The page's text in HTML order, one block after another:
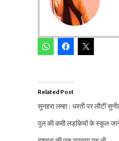
Related Post
सुनहरा लम्हा : धरती पर लौटीं
पुल की कमी लड़कियों के स्कूल जाने